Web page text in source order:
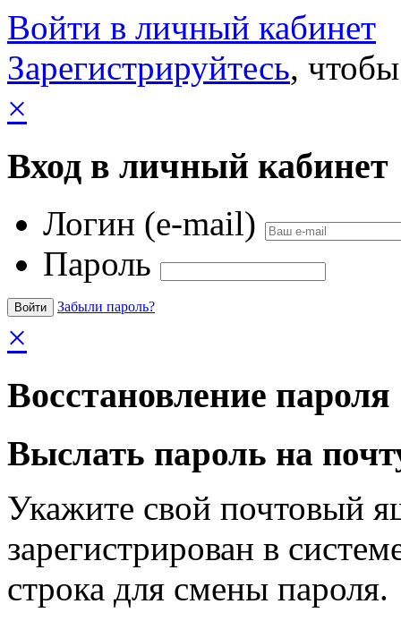
Войти в личный кабинет
Зарегистрируйтесь,
×
Вход в личный кабинет
Логин (e-mail)
Пароль
Забыли пароль?
×
Восстановление пароля
Выслать пароль на
Укажите свой почтовый
зарегистрирован в
строка для смены пароля.